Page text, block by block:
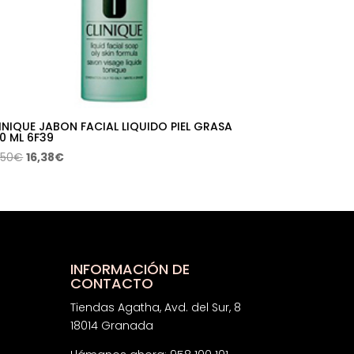
JABON FACIAL LIQUIDO PIEL GRASA
ML 6F39
€El
era:
16,38€El
es:
INFORMACIÓN DE
CONTACTO
Tiendas Agatha, Avd. del Sur, 8
18014 Granada